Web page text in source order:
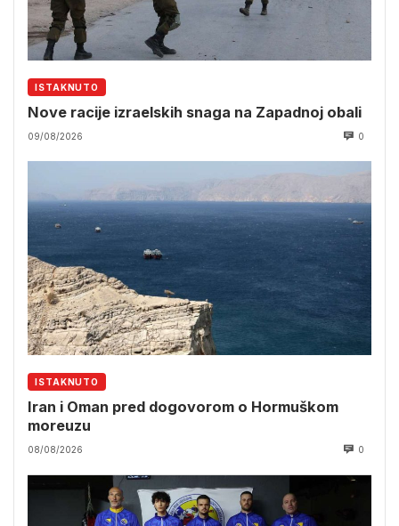
ISTAKNUTO
Nove racije izraelskih snaga na Zapadnoj obali
09/08/2026 0
ISTAKNUTO
Iran i Oman pred dogovorom o Hormuškom
moreuzu
08/08/2026 0